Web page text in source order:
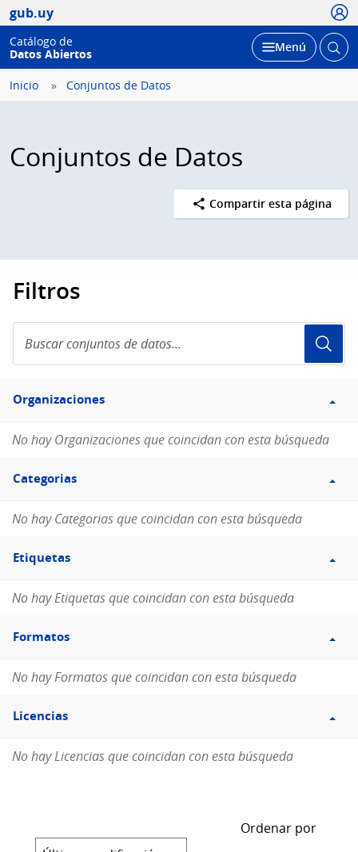
gub.uy
Catálogo de
Datos Abiertos
Desplegar
Menú Abrir
Inicio Conjuntos de Datos
Conjuntos de Datos
Compartir esta página
Filtros
conjuntos
de
Filtro
Organizaciones
Organizaciones
No hay Organizaciones que coincidan con esta búsqueda
Filtro
Categorias
Categorias
No hay Categorias que coincidan con esta búsqueda
Filtro
Etiquetas
Etiquetas
No hay Etiquetas que coincidan con esta búsqueda
Filtro
Formatos
Formatos
No hay Formatos que coincidan con esta búsqueda
Filtro
Licencias
Licencias
No hay Licencias que coincidan con esta búsqueda
Ordenar por